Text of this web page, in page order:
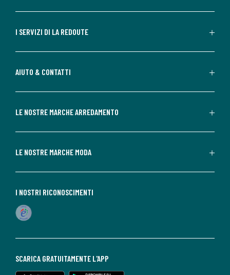
I SERVIZI DI LA REDOUTE
AIUTO & CONTATTI
LE NOSTRE MARCHE ARREDAMENTO
LE NOSTRE MARCHE MODA
SCARICA GRATUITAMENTE L'APP
I NOSTRI RICONOSCIMENTI